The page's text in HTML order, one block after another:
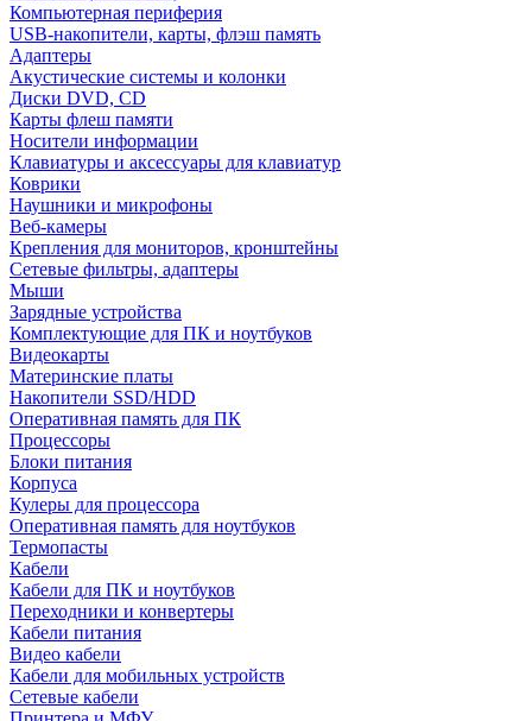
Компьютерная периферия
USB-накопители, карты, флэш память
Адаптеры
Акустические системы и колонки
Диски DVD, CD
Карты флеш памяти
Носители информации
Клавиатуры и аксессуары для клавиатур
Коврики
Наушники и микрофоны
Веб-камеры
Крепления для мониторов, кронштейны
Сетевые фильтры, адаптеры
Мыши
Зарядные устройства
Комплектующие для ПК и ноутбуков
Видеокарты
Материнские платы
Накопители SSD/HDD
Оперативная память для ПК
Процессоры
Блоки питания
Корпуса
Кулеры для процессора
Оперативная память для ноутбуков
Термопасты
Кабели
Кабели для ПК и ноутбуков
Переходники и конвертеры
Кабели питания
Видео кабели
Кабели для мобильных устройств
Сетевые кабели